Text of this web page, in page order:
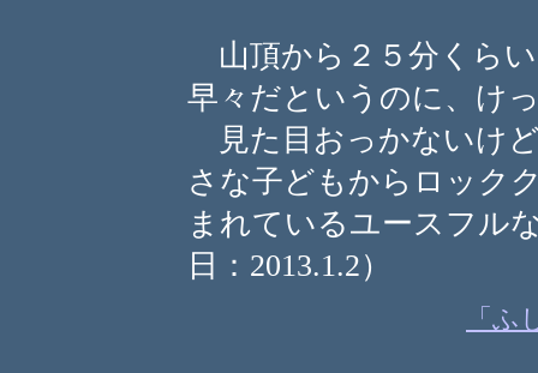
山頂から２５分くら
早々だというのに、け
見た目おっかないけ
さな子どもからロック
まれているユースフル
日：2013.1.2）
「ふ